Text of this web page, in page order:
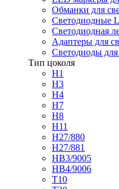
Обманки для
Светодиодные
Светодиодная
Адаптеры для
Светодиоды
Тип цоколя
H1
H3
H4
H7
H8
H11
H27/880
H27/881
HB3/9005
HB4/9006
T10